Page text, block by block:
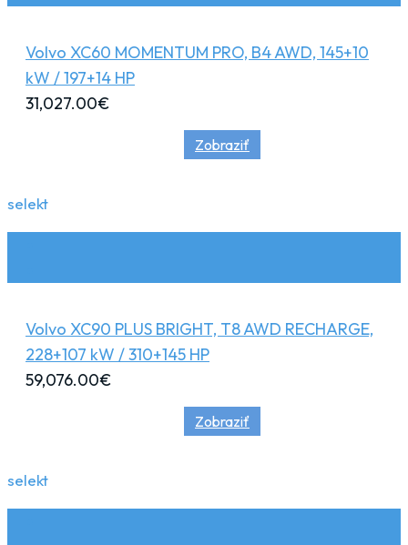
Volvo XC60 MOMENTUM PRO, B4 AWD, 145+10
kW / 197+14 HP
31,027.00€
Zobraziť
selekt
Volvo XC90 PLUS BRIGHT, T8 AWD RECHARGE,
228+107 kW / 310+145 HP
59,076.00€
Zobraziť
selekt